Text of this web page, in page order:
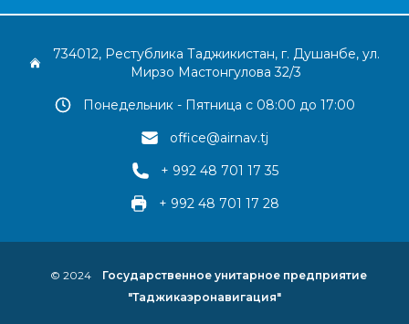
734012, Рестублика Таджикистан, г. Душанбе, ул.
Мирзо Мастонгулова 32/3
Понедельник - Пятница с 08:00 до 17:00
office@airnav.tj
+ 992 48 701 17 35
+ 992 48 701 17 28
© 2024
Государственное унитарное предприятие
"Таджикаэронавигация"